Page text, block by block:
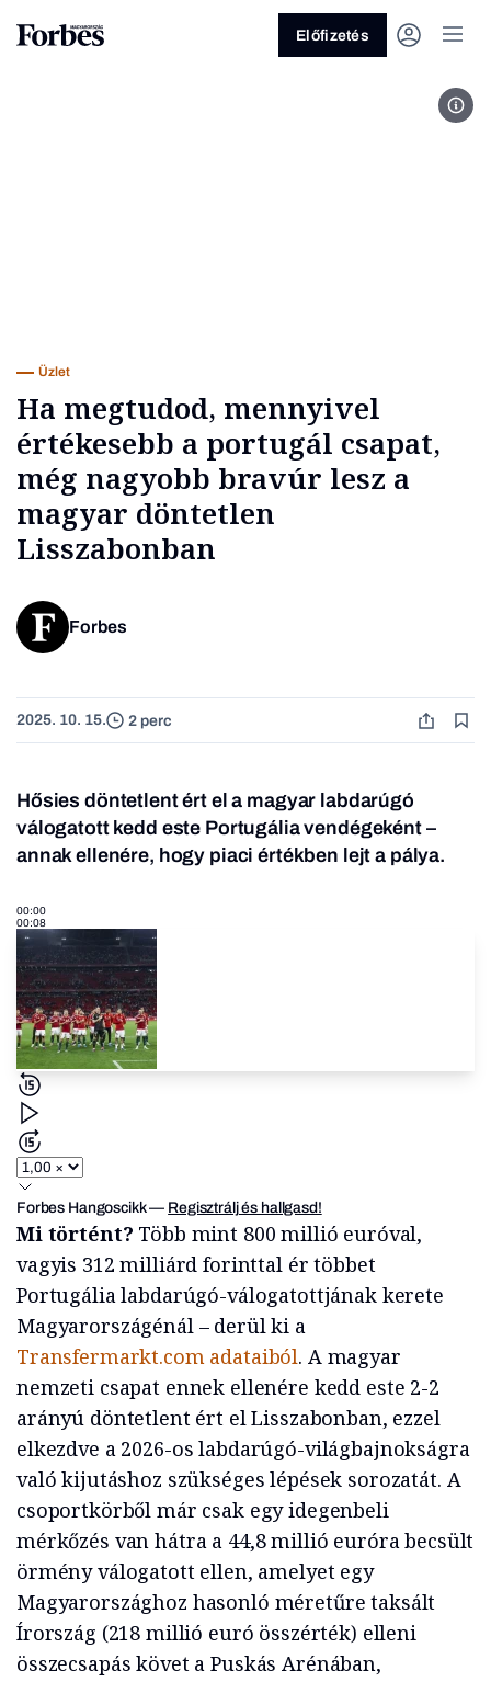
Előfizetés
Üzlet
Ha megtudod, mennyivel
értékesebb a portugál csapat,
még nagyobb bravúr lesz a
magyar döntetlen
Lisszabonban
Forbes
2025. 10. 15. 2 perc
Hősies döntetlent ért el a magyar labdarúgó
válogatott kedd este Portugália vendégeként –
annak ellenére, hogy piaci értékben lejt a pálya.
00:00
00:08
Forbes Hangoscikk— Regisztrálj és hallgasd!
Mi történt? Több mint 800 millió euróval,
vagyis 312 milliárd forinttal ér többet
Portugália labdarúgó-válogatottjának kerete
Magyarországénál – derül ki a
Transfermarkt.com adataiból. A magyar
nemzeti csapat ennek ellenére kedd este 2-2
arányú döntetlent ért el Lisszabonban, ezzel
elkezdve a 2026-os labdarúgó-világbajnokságra
való kijutáshoz szükséges lépések sorozatát. A
csoportkörből már csak egy idegenbeli
mérkőzés van hátra a 44,8 millió euróra becsült
örmény válogatott ellen, amelyet egy
Magyarországhoz hasonló méretűre taksált
Írország (218 millió euró összérték) elleni
összecsapás követ a Puskás Arénában,